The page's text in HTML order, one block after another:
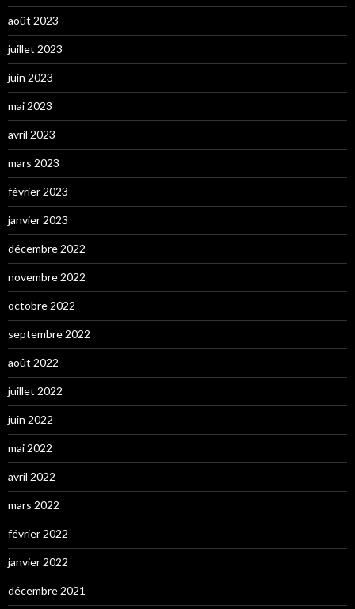
août 2023
juillet 2023
juin 2023
mai 2023
avril 2023
mars 2023
février 2023
janvier 2023
décembre 2022
novembre 2022
octobre 2022
septembre 2022
août 2022
juillet 2022
juin 2022
mai 2022
avril 2022
mars 2022
février 2022
janvier 2022
décembre 2021